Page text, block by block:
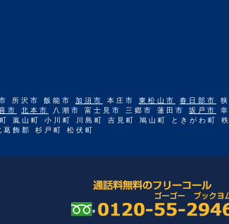
所沢市 飯能市 加須市 本庄市 東松山市 春日部市
狭
市 北本市 八潮市 富士見市 三郷市 蓮田市 坂戸市
幸
嵐山町 小川町 川島町 吉見町 鳩山町 ときがわ町 秩
飾郡 杉戸町 松伏町